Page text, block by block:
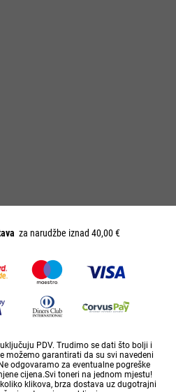
za narudžbe iznad 40,00 €
PDV. Trudimo se dati što bolji i
možemo garantirati da su svi navedeni
odgovaramo za eventualne pogreške
cijena.Svi toneri na jednom mjestu!
klikova, brza dostava uz dugotrajni